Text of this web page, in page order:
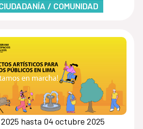
/ COMUNIDAD
hasta 04 octubre 2025